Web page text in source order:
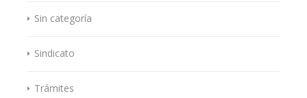
Sin categoría
Sindicato
Trámites